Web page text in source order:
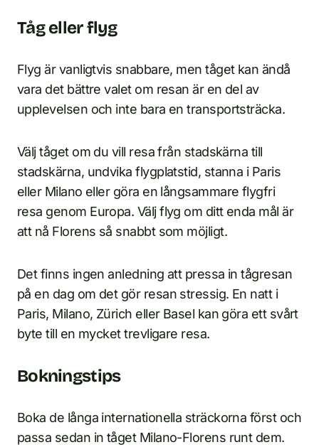
Tåg eller flyg
Flyg är vanligtvis snabbare, men tåget kan ändå
vara det bättre valet om resan är en del av
upplevelsen och inte bara en transportsträcka.
Välj tåget om du vill resa från stadskärna till
stadskärna, undvika flygplatstid, stanna i Paris
eller Milano eller göra en långsammare flygfri
resa genom Europa. Välj flyg om ditt enda mål är
att nå Florens så snabbt som möjligt.
Det finns ingen anledning att pressa in tågresan
på en dag om det gör resan stressig. En natt i
Paris, Milano, Zürich eller Basel kan göra ett svårt
byte till en mycket trevligare resa.
Bokningstips
Boka de långa internationella sträckorna först och
passa sedan in tåget Milano-Florens runt dem.